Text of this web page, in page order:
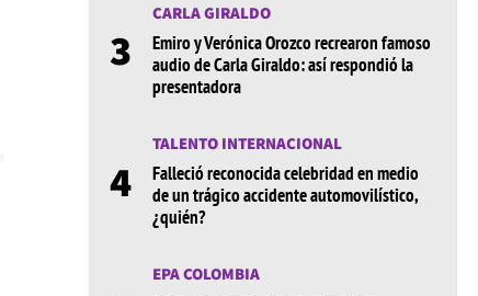
3
CARLA GIRALDO
Emiro y Verónica Orozco recrearon famoso
audio de Carla Giraldo: así respondió la
presentadora
4
TALENTO INTERNACIONAL
Falleció reconocida celebridad en medio
de un trágico accidente automovilístico,
¿quién?
EPA COLOMBIA